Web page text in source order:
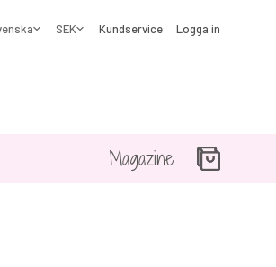
Kundservice Logga in
Magazine